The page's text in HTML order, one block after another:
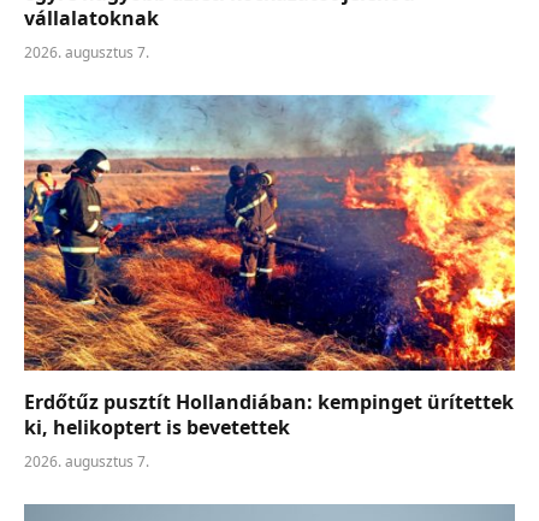
vállalatoknak
2026. augusztus 7.
Erdőtűz pusztít Hollandiában: kempinget ürítettek
ki, helikoptert is bevetettek
2026. augusztus 7.